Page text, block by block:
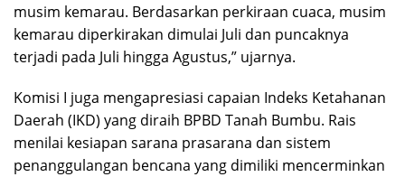
musim kemarau. Berdasarkan perkiraan cuaca, musim
kemarau diperkirakan dimulai Juli dan puncaknya
terjadi pada Juli hingga Agustus,” ujarnya.
Komisi I juga mengapresiasi capaian Indeks Ketahanan
Daerah (IKD) yang diraih BPBD Tanah Bumbu. Rais
menilai kesiapan sarana prasarana dan sistem
penanggulangan bencana yang dimiliki mencerminkan